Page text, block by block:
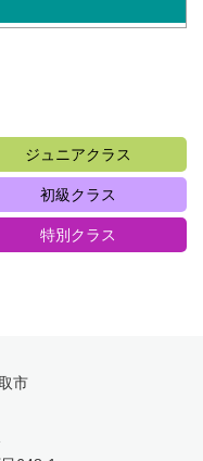
ジュニアクラス
初級クラス
特別クラス